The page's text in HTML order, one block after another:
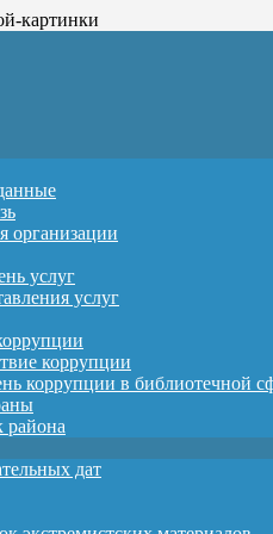
организации
услуг
услуг
коррупции
коррупции в библиотечной
района
дат